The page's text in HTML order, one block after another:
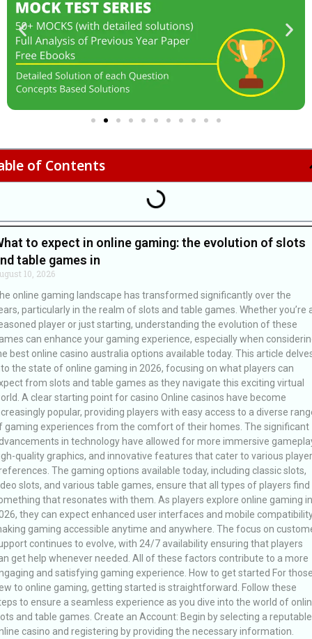
of Contents
to expect in online gaming: the evolution of slots
table games in
10, 2026
online gaming landscape has transformed significantly over the
particularly in the realm of slots and table games. Whether you’re
player or just starting, understanding the evolution of these
can enhance your gaming experience, especially when
best online casino australia options available today. This article
the state of online gaming in 2026, focusing on what players can
from slots and table games as they navigate this exciting virtual
A clear starting point for casino Online casinos have become
popular, providing players with easy access to a diverse
gaming experiences from the comfort of their homes. The significant
in technology have allowed for more immersive
quality graphics, and innovative features that cater to various player
The gaming options available today, including classic slots,
slots, and various table games, ensure that all types of players find
that resonates with them. As players explore online gaming in
they can expect enhanced user interfaces and mobile
gaming accessible anytime and anywhere. The focus on
continues to evolve, with 24/7 availability ensuring that players
get help whenever needed. All of these factors contribute to a more
and satisfying gaming experience. How to get started For
to online gaming, getting started is straightforward. Follow these
to ensure a seamless experience as you dive into the world of
and table games. Create an Account: Begin by selecting a reputable
casino and registering by providing the necessary information.